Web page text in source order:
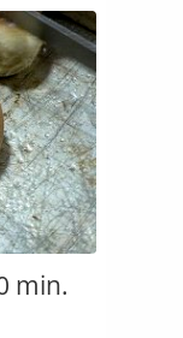
min.